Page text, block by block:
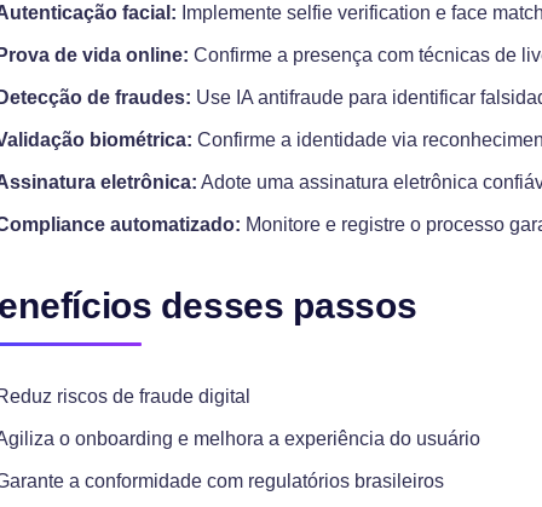
facial: Implemente selfie verification e face
de vida online: Confirme a presença com técnicas de
de fraudes: Use IA antifraude para identificar
biométrica: Confirme a identidade via
eletrônica: Adote uma assinatura eletrônica
automatizado: Monitore e registre o processo
desses passos
riscos de fraude digital
o onboarding e melhora a experiência do usuário
a conformidade com regulatórios brasileiros